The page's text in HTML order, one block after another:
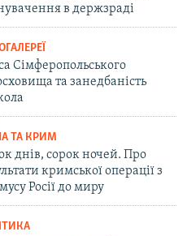
в держзраді
Сімферопольського
та занедбаність
ТА КРИМ
днів, сорок ночей. Про
кримської операції з
Росії до миру